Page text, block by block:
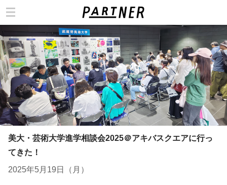
美大・芸術大学進学相談会2025＠アキバスクエアに行っ
てきた！
2025年5月19日（月）
カテゴリ